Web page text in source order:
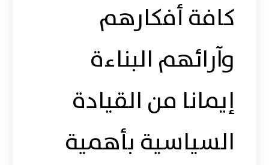
كافة أفكارهم
وآرائهم البناءة
إيمانا من القيادة
السياسية بأهمية